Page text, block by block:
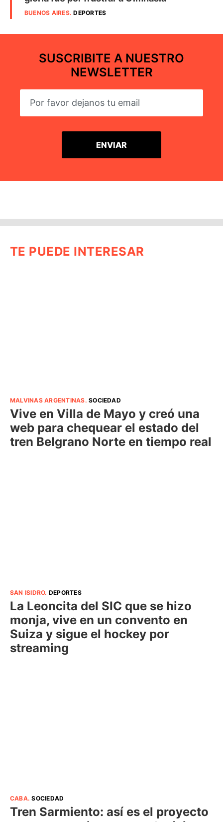
BUENOS AIRES.DEPORTES
SUSCRIBITE A NUESTRO
NEWSLETTER
TE PUEDE INTERESAR
MALVINAS ARGENTINAS.SOCIEDAD
Vive en Villa de Mayo y creó una
web para chequear el estado del
tren Belgrano Norte en tiempo real
SAN ISIDRO. DEPORTES
La Leoncita del SIC que se hizo
monja, vive en un convento en
Suiza y sigue el hockey por
streaming
CABA.SOCIEDAD
Tren Sarmiento: así es el proyecto